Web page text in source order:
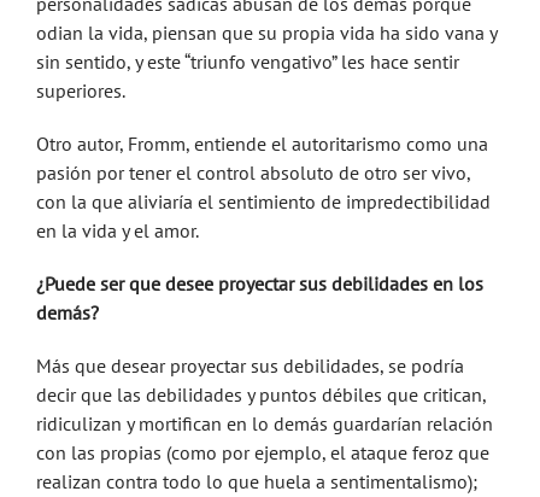
odian la vida, piensan que su propia vida ha sido vana y
sin sentido, y este “triunfo vengativo” les hace sentir
superiores.
Otro autor, Fromm, entiende el autoritarismo como una
pasión por tener el control absoluto de otro ser vivo,
con la que aliviaría el sentimiento de impredectibilidad
en la vida y el amor.
¿Puede ser que desee proyectar sus debilidades en los
demás?
Más que desear proyectar sus debilidades, se podría
decir que las debilidades y puntos débiles que critican,
ridiculizan y mortifican en lo demás guardarían relación
con las propias (como por ejemplo, el ataque feroz que
realizan contra todo lo que huela a sentimentalismo);